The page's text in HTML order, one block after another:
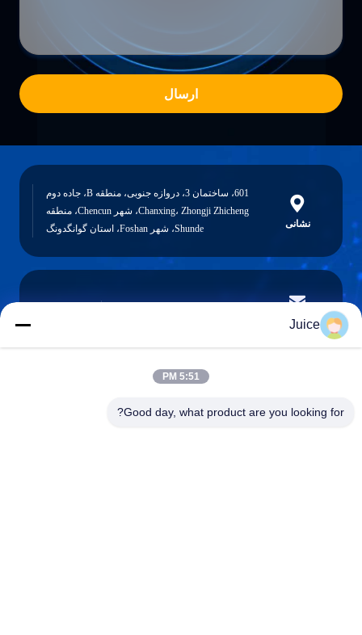
ارسال
نشانی
601، ساختمان 3، دروازه جنوبی، منطقه B، جاده دوم
Chanxing، Zhongji Zhicheng، شهر Chencun، منطقه
Shunde، شهر Foshan، استان گوانگدونگ
پست الکترونیک
تلفن
Juice
5:51 PM
Good day, what product are you looking for?